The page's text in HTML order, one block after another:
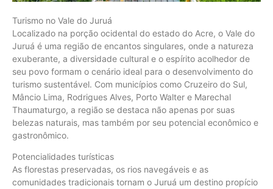
Turismo no Vale do Juruá
Localizado na porção ocidental do estado do Acre, o Vale do
Juruá é uma região de encantos singulares, onde a natureza
exuberante, a diversidade cultural e o espírito acolhedor de
seu povo formam o cenário ideal para o desenvolvimento do
turismo sustentável. Com municípios como Cruzeiro do Sul,
Mâncio Lima, Rodrigues Alves, Porto Walter e Marechal
Thaumaturgo, a região se destaca não apenas por suas
belezas naturais, mas também por seu potencial econômico e
gastronômico.
Potencialidades turísticas
As florestas preservadas, os rios navegáveis e as
comunidades tradicionais tornam o Juruá um destino propício